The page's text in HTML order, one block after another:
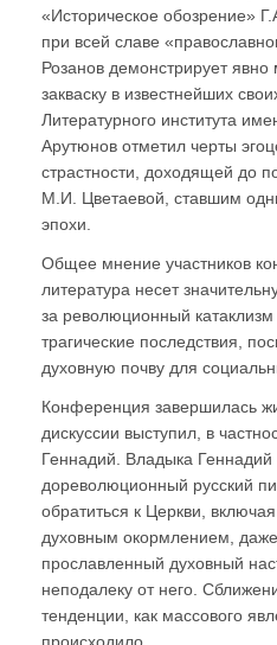
«Историческое обозрение»
при всей славе
Розанов демонстрирует явно
закваску в известнейших
Литературного института
Арутюнов отметил черты
страстности, доходящей до
М.И. Цветаевой, ставшим
эпохи.
Общее мнение участников
литература несет
за революционный катаклизм
трагические последствия,
духовную почву для
Конференция завершилась
дискуссии выступил, в
Геннадий. Владыка Геннадий
дореволюционный русский
обратиться к Церкви,
духовным окормлением,
прославленный духовный
неподалеку от него.
тенденции, как массового